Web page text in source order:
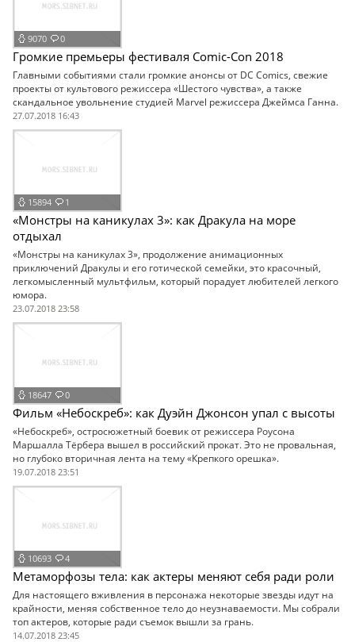
9070 0
Громкие премьеры фестиваля Comic-Con 2018
Главными событиями стали громкие анонсы от DC Comics, свежие
проекты от культового режиссера «Шестого чувства», а также
скандальное увольнение студией Marvel режиссера Джеймса Ганна.
27.07.2018 16:43
15894 1
«Монстры на каникулах 3»: как Дракула на море
отдыхал
«Монстры на каникулах 3», продолжение анимационных
приключений Дракулы и его готической семейки, это красочный,
легкомысленный мультфильм, который порадует любителей легкого
юмора.
23.07.2018 23:58
18647 0
Фильм «Небоскреб»: как Дуэйн Джонсон упал с высоты
«Небоскреб», остросюжетный боевик от режиссера Роусона
Маршалла Тёрбера вышел в российский прокат. Это не провальная,
но глубоко вторичная лента на тему «Крепкого орешка».
19.07.2018 23:51
10693 4
Метаморфозы тела: как актеры меняют себя ради роли
Для настоящего вживления в персонажа некоторые звезды идут на
крайности, меняя собственное тело до неузнаваемости. Мы собрали
топ актеров, которые ради съемок вышли за грань.
14.07.2018 23:45